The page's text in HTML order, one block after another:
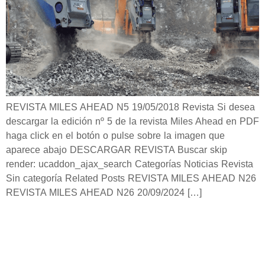
REVISTA MILES AHEAD N5 19/05/2018 Revista Si desea
descargar la edición nº 5 de la revista Miles Ahead en PDF
haga click en el botón o pulse sobre la imagen que
aparece abajo DESCARGAR REVISTA Buscar skip
render: ucaddon_ajax_search Categorías Noticias Revista
Sin categoría Related Posts REVISTA MILES AHEAD N26
REVISTA MILES AHEAD N26 20/09/2024 […]